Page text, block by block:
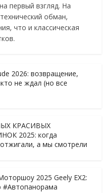
первый взгляд. На
обман,
что и классическая
2026: возвращение,
не ждал (но все
КРАСИВЫХ
2025: когда
а мы смотрели
2025 Geely EX2:
#Автопанорама